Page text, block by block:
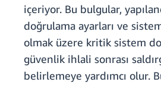
içeriyor. Bu bulgular,
doğrulama ayarları ve
olmak üzere kritik sistem
güvenlik ihlali sonrası
belirlemeye yardımcı olur.